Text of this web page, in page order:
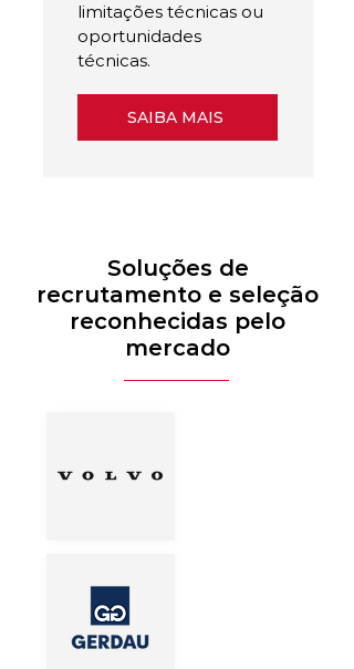
limitações técnicas ou
oportunidades
técnicas.
SAIBA MAIS
Soluções de
recrutamento e seleção
reconhecidas pelo
mercado